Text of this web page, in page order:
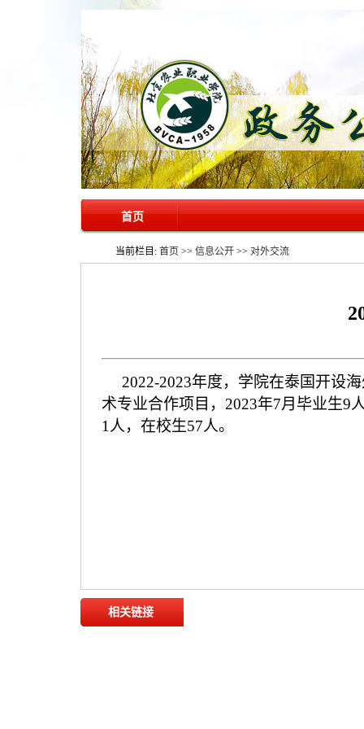
首页
当前栏目: 首页 >> 信息公开 >> 对外交流
2022-2023年度，学院在泰国开设
术专业合作项目， 2023年7月毕业生9
1 人，在校生57人。
相关链接